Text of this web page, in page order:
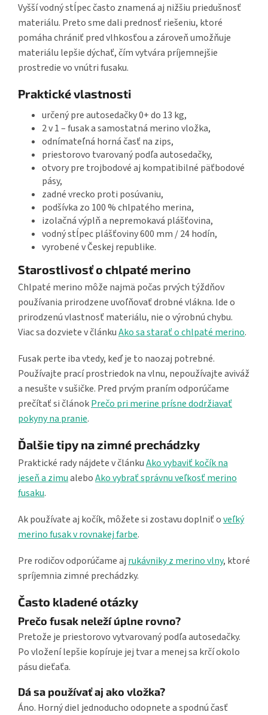
Vyšší vodný stĺpec často znamená aj nižšiu priedušnosť
materiálu. Preto sme dali prednosť riešeniu, ktoré
pomáha chrániť pred vlhkosťou a zároveň umožňuje
materiálu lepšie dýchať, čím vytvára príjemnejšie
prostredie vo vnútri fusaku.
Praktické vlastnosti
určený pre autosedačky 0+ do 13 kg,
2 v 1 – fusak a samostatná merino vložka,
odnímateľná horná časť na zips,
priestorovo tvarovaný podľa autosedačky,
otvory pre trojbodové aj kompatibilné päťbodové
pásy,
zadné vrecko proti posúvaniu,
podšívka zo 100 % chlpatého merina,
izolačná výplň a nepremokavá plášťovina,
vodný stĺpec plášťoviny 600 mm / 24 hodín,
vyrobené v Českej republike.
Starostlivosť o chlpaté merino
Chlpaté merino môže najmä počas prvých týždňov
používania prirodzene uvoľňovať drobné vlákna. Ide o
prirodzenú vlastnosť materiálu, nie o výrobnú chybu.
Viac sa dozviete v článkuAko sa starať o chlpaté merino.
Fusak perte iba vtedy, keď je to naozaj potrebné.
Používajte prací prostriedok na vlnu, nepoužívajte aviváž
a nesušte v sušičke. Pred prvým praním odporúčame
prečítať si článokPrečo pri merine prísne dodržiavať
pokyny na pranie.
Ďalšie tipy na zimné prechádzky
Praktické rady nájdete v článkuAko vybaviť kočík na
jeseň a zimualeboAko vybrať správnu veľkosť merino
fusaku.
Ak používate aj kočík, môžete si zostavu doplniť oveľký
merino fusak v rovnakej farbe.
Pre rodičov odporúčame aj rukávniky z merino vlny, ktoré
spríjemnia zimné prechádzky.
Často kladené otázky
Prečo fusak neleží úplne rovno?
Pretože je priestorovo vytvarovaný podľa autosedačky.
Po vložení lepšie kopíruje jej tvar a menej sa krčí okolo
pásu dieťaťa.
Dá sa používať aj ako vložka?
Áno. Horný diel jednoducho odopnete a spodnú časť